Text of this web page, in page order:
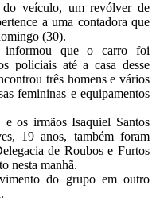
veículo, um revólver de
a uma contadora que
(30).
informou que o carro foi
policiais até a casa desse
três homens e vários
femininas e equipamentos
os irmãos Isaquiel Santos
19 anos, também foram
de Roubos e Furtos
nesta manhã.
do grupo em outro